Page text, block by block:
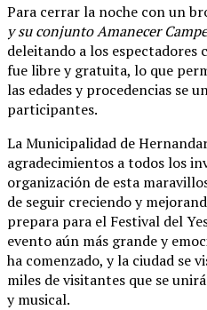
Para cerrar la noche con un
y su conjunto Amanecer
deleitando a los espectadores
fue libre y gratuita, lo que
las edades y procedencias se
participantes.
La Municipalidad de
agradecimientos a todos los
organización de esta
de seguir creciendo y
prepara para el Festival del
evento aún más grande y
ha comenzado, y la ciudad se
miles de visitantes que se
y musical.